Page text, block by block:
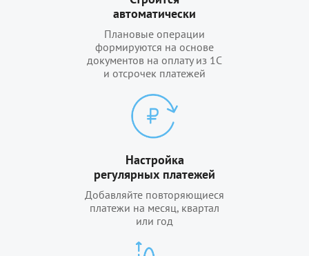
автоматически
Плановые операции
формируются на основе
документов на оплату из 1С
и отсрочек платежей
Настройка
регулярных платежей
Добавляйте повторяющиеся
платежи на месяц, квартал
или год